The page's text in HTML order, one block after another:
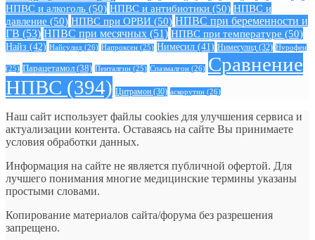
НПВС и алкоголь (50) НПВС и антибиотики (50) НПВС и
давление (50) НПВС при ОРВИ (50) НПВС при беременности и
ГВ (53) НПВС при месячных (51) НПВС при температуре (50)
Найз (42) Найсулид (26) Напроксен (25) Нимесил (41) Нимесулид (32) Нурофен
(25) Парацетамол (38) Пенталгин (25) Спазмалгон (26) Сравнение
НПВС (394) Цитрамон (30) аскорутин (26)
Наш сайт использует файлы cookies для улучшения сервиса и
актуализации контента. Оставаясь на сайте Вы принимаете
условия обработки данных.
Информация на сайте не является публичной офертой. Для
лучшего понимания многие медицинские термины указаны
простыми словами.
Копирование материалов сайта/форума без разрешения
запрещено.